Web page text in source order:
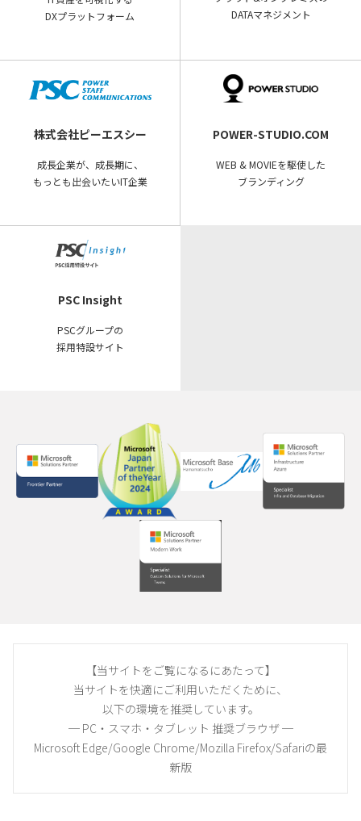
DXプラットフォーム
DATAマネジメント
株式会社ピーエスシー
成長企業が、成長期に、
もっとも出会いたいIT企業
POWER-STUDIO.COM
WEB & MOVIEを駆使した
ブランディング
PSC Insight
PSCグループの
採用特設サイト
【当サイトをご覧になるにあたって】
当サイトを快適にご利用いただくために、
以下の環境を推奨しています。
─ PC・スマホ・タブレット 推奨ブラウザ ─
Microsoft Edge/Google Chrome/Mozilla Firefox/Safariの最
新版